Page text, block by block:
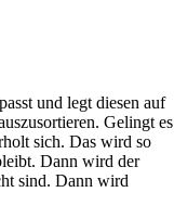
und legt diesen auf
Gelingt es
sich. Das wird so
Dann wird der
sind. Dann wird